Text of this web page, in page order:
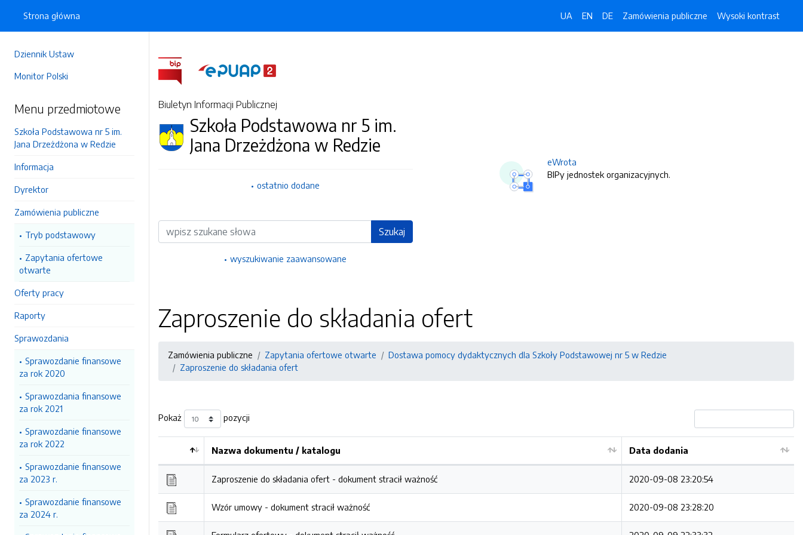
Dziennik Ustaw
Monitor Polski
Menu przedmiotowe
Szkoła Podstawowa nr 5 im.
Jana Drzeżdżona w Redzie
Informacja
Dyrektor
Zamówienia publiczne
Tryb podstawowy
Zapytania ofertowe
otwarte
Oferty pracy
Raporty
Sprawozdania
Sprawozdanie finansowe
za rok 2020
Sprawozdania finansowe
za rok 2021
Sprawozdanie finansowe
za rok 2022
Sprawozdanie finansowe
za 2023 r.
Sprawozdanie finansowe
za 2024 r.
Strona główna UA EN DE Zamówienia publiczne Wysoki kontrast
Biuletyn Informacji Publicznej
Szkoła Podstawowa nr 5 im.
Jana Drzeżdżona w Redzie
ostatnio dodane
Wyszukiwarka Szukaj
wyszukiwanie zaawansowane
eWrota
BIPy jednostek organizacyjnych.
Zaproszenie do składania ofert
Zamówienia publiczne Zapytania ofertowe otwarte
Dostawa pomocy dydaktycznych dla Szkoły Podstawowej nr 5 w Redzie
Zaproszenie do składania ofert
Pokaż pozycji
Kolejność
Nazwa dokumentu / katalogu Data dodania
Zaproszenie do składania ofert - dokument stracił ważność 2020-09-08 23:20:54
Wzór umowy - dokument stracił ważność 2020-09-08 23:28:20